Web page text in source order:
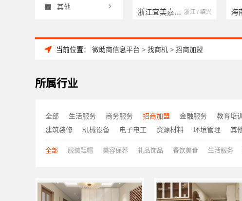
海南万赢饰家新型建筑材料有限公司 海南 / 万宁
其他
当前位置： 微助商信息平台 > 找商机 > 招商加盟
所属行业
全部 生活服务 商务服务 招商加盟 金融服务 教育培训
建筑装修
机械设备 电子电工 资源材料 环境管理 其
全部 服装鞋帽 美容保养 礼品饰品 餐饮美食 生活服务